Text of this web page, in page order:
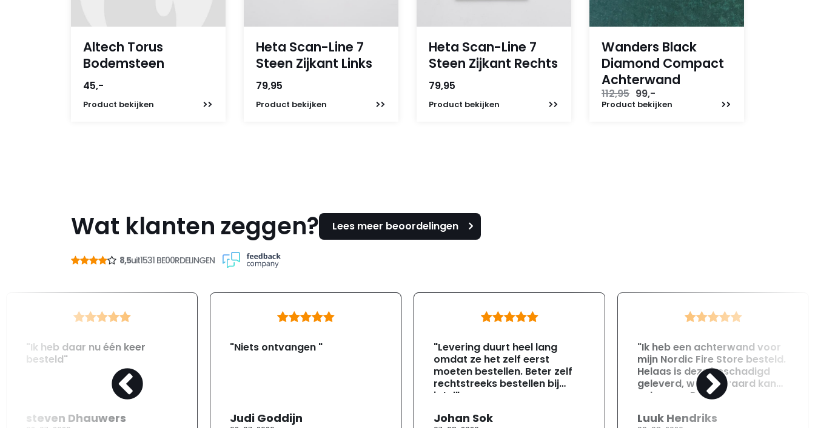
Altech Torus
Bodemsteen
45,-
Product bekijken
Heta Scan-Line 7
Steen Zijkant Links
79,95
Product bekijken
Heta Scan-Line 7
Steen Zijkant Rechts
79,95
Product bekijken
Wanders Black
Diamond Compact
Achterwand
112,95 Oorspronkelijke
prijs
99,-
prijs
Product bekijken
Wat klanten zeggen? Lees meer beoordelingen
8,5uit1531 BE00RDELINGEN
"Ik heb daar nu één keer
besteld"
steven Dhauwers
"Niets ontvangen "
Judi Goddijn
"Levering duurt heel lang
omdat ze het zelf eerst
moeten bestellen. Beter zelf
rechtstreeks bestellen bij
jotul"
Johan Sok
"Ik heb een achterwand voor
mijn Nordic Fire Store besteld.
Helaas is deze beschadigd
geleverd, wat uiteraard kan
gebeuren. Direct na
opgenomen met de
Luuk Hendriks